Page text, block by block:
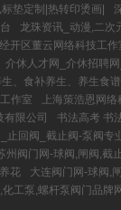
垫定制|热转印烫画|
龙珠资讯_动漫,二次
开区董云网络科技工作
介休人才网_介休招聘
、食补养生、养生食谱
作室 上海策浩恩网
有限公司
书法高考 书
止回阀_截止阀-泵阀专
州阀门网-球阀,闸阀,截
花
大连阀门网-球阀,
工泵,螺杆泵阀门品牌